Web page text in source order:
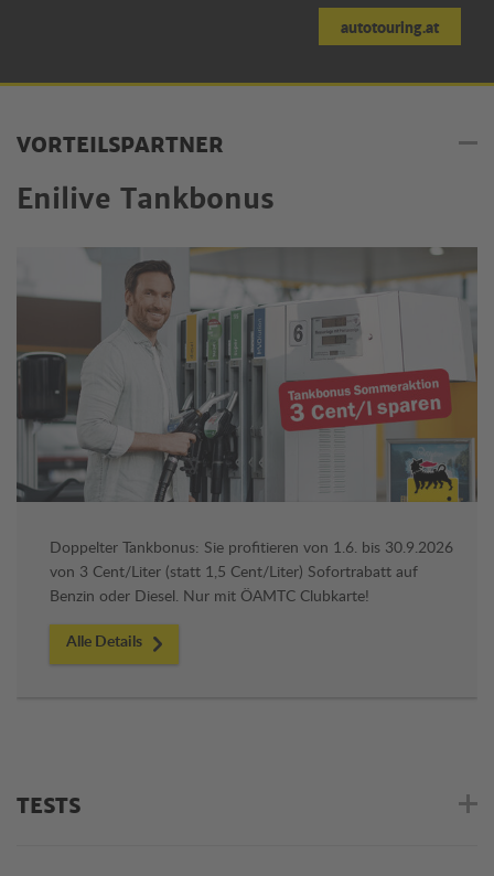
autotouring.at
VORTEILSPARTNER
Enilive Tankbonus
Doppelter Tankbonus: Sie profitieren von 1.6. bis 30.9.2026
von 3 Cent/Liter (statt 1,5 Cent/Liter) Sofortrabatt auf
Benzin oder Diesel. Nur mit ÖAMTC Clubkarte!
Alle Details
TESTS